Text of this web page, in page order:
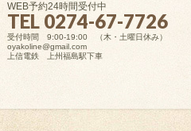
WEB予約24時間受付中
TEL 0274-67-7726
受付時間 9:00-19:00 （木・土曜日休み）
oyakoline@gmail.com
上信電鉄 上州福島駅下車